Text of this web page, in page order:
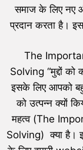
समाज के लिए नए
प्रदान करता है।
The
Solving “मुद्दों
इसके लिए आपको
को उत्पन्न क्यों
महत्व (The
Solving) क्या है।